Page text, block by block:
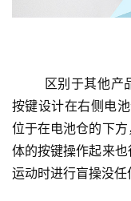
按键设计在右侧电
位于在电池仓的下
体的按键操作起来
运动时进行盲操没任